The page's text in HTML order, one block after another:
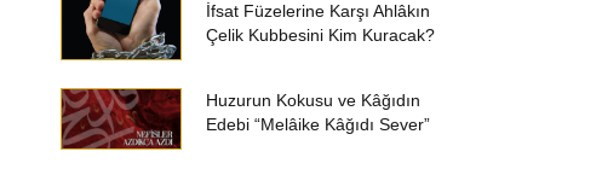
İfsat Füzelerine Karşı Ahlâkın
Çelik Kubbesini Kim Kuracak?
Huzurun Kokusu ve Kâğıdın
Edebi “Melâike Kâğıdı Sever”